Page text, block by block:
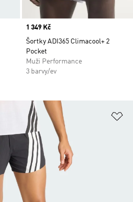
Price
1 349 Kč
Šortky ADI365 Climacool+ 2
Pocket
Muži Performance
3 barvy/ev